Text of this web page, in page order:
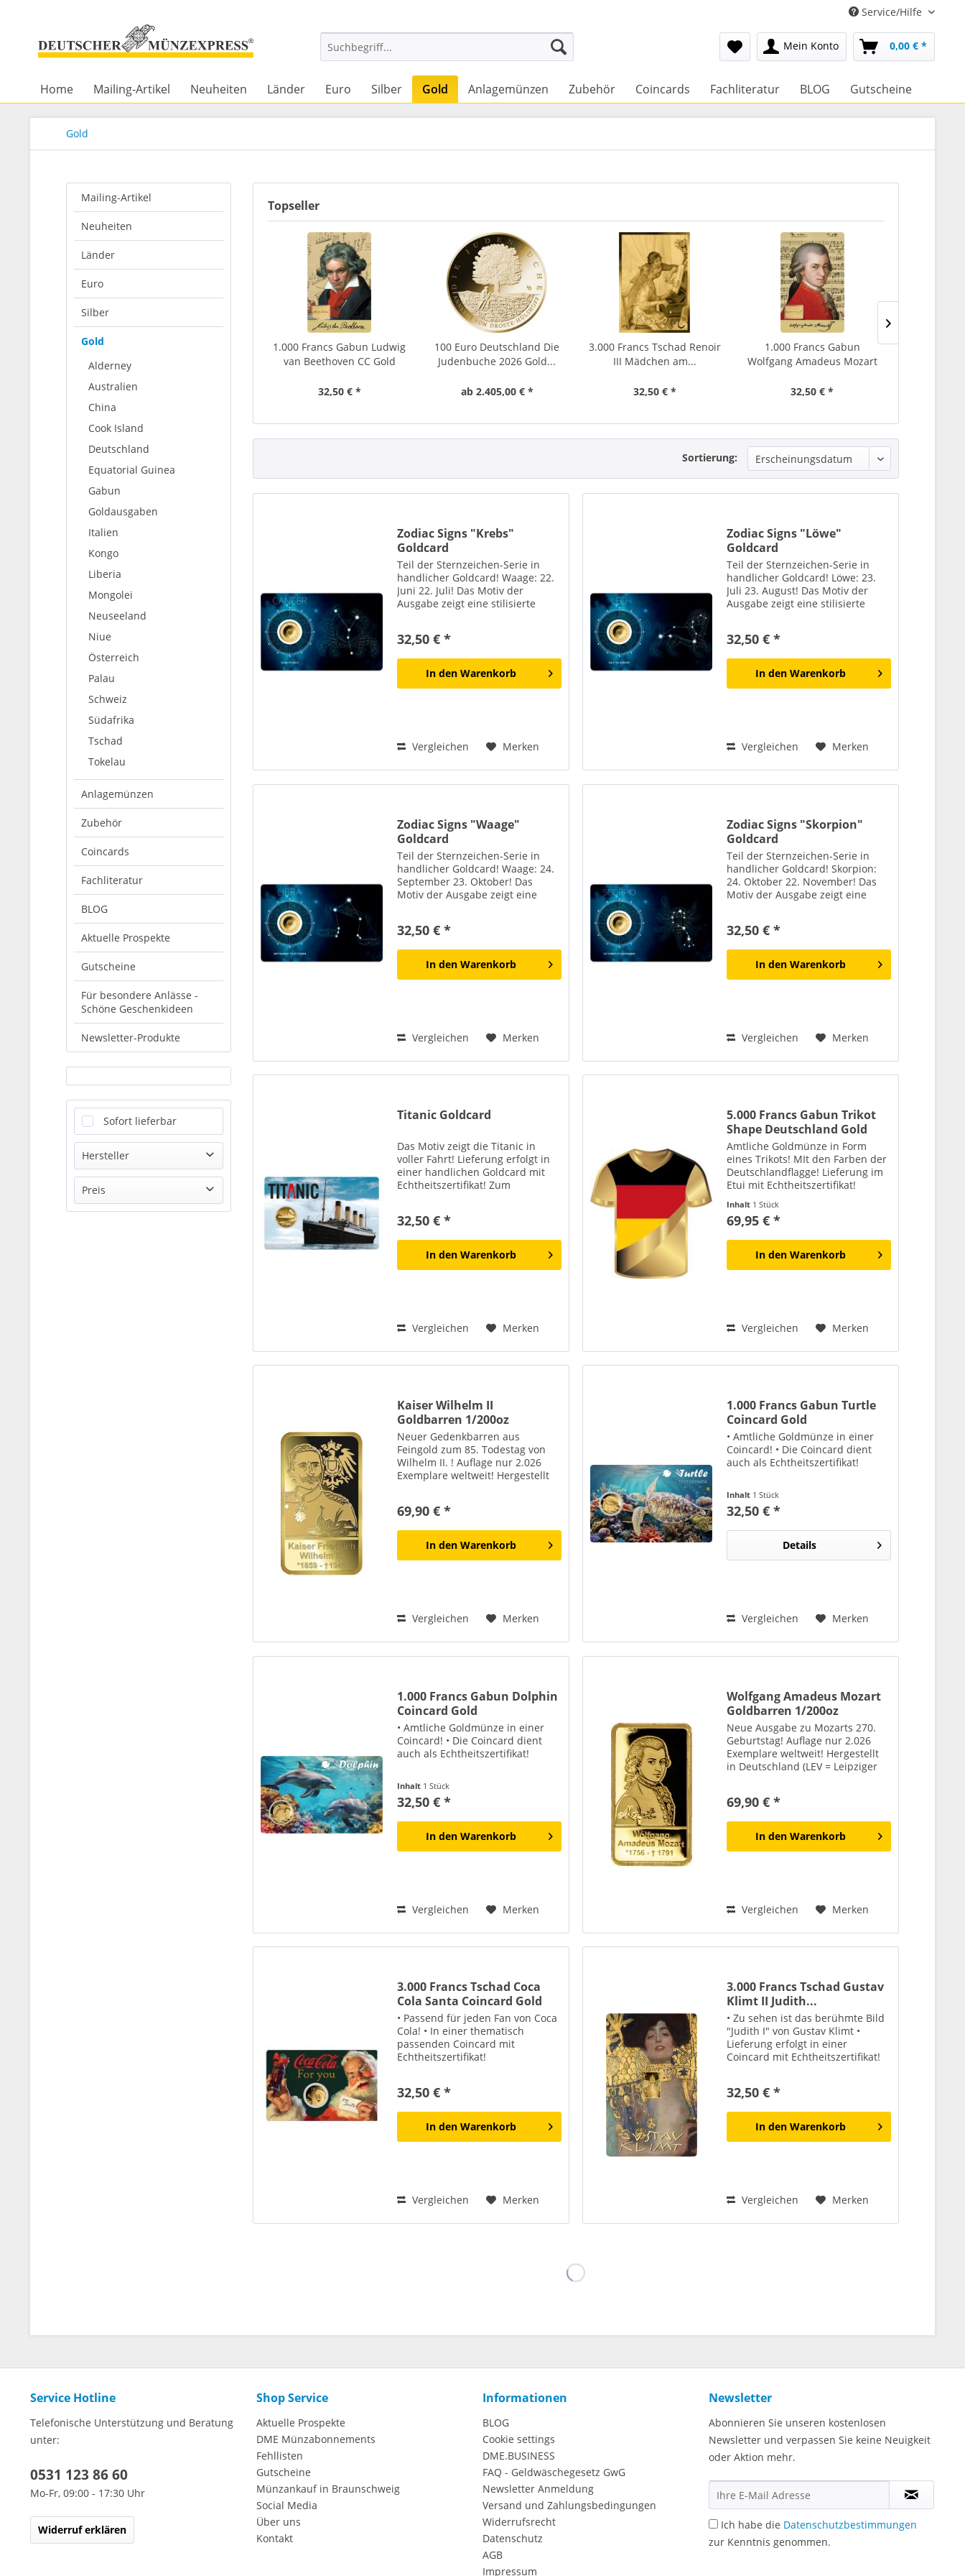
Service/Hilfe
Mein Konto 0,00 € *
Home Mailing-Artikel Neuheiten Länder Euro Silber Gold Anlagemünzen Zubehör Coincards Fachliteratur BLOG Gutscheine
Gold
Mailing-Artikel
Neuheiten
Länder
Euro
Silber
Gold
Alderney
Australien
China
Cook Island
Deutschland
Equatorial Guinea
Gabun
Goldausgaben
Italien
Kongo
Liberia
Mongolei
Neuseeland
Niue
Österreich
Palau
Schweiz
Südafrika
Tschad
Tokelau
Anlagemünzen
Zubehör
Coincards
Fachliteratur
BLOG
Aktuelle Prospekte
Gutscheine
Für besondere Anlässe -
Schöne Geschenkideen
Newsletter-Produkte
Sofort lieferbar
Hersteller
CIT
Münze Deutschland
Preis
Topseller
1.000 Francs Gabun Ludwig
van Beethoven CC Gold
32,50 € *
100 Euro Deutschland Die
Judenbuche 2026 Gold...
ab 2.405,00 € *
3.000 Francs Tschad Renoir
III Mädchen am...
32,50 € *
1.000 Francs Gabun
Wolfgang Amadeus Mozart
32,50 € *
Sortierung:
Zodiac Signs "Krebs"
Goldcard
Teil der Sternzeichen-Serie in
handlicher Goldcard! Waage: 22.
Juni 22. Juli! Das Motiv der
Ausgabe zeigt eine stilisierte
Rund um die Sonne sind die
zwölf Tierkreiszeichen mit ihren...
32,50 € *
In den Warenkorb
Vergleichen Merken
Zodiac Signs "Löwe"
Goldcard
Teil der Sternzeichen-Serie in
handlicher Goldcard! Löwe: 23.
Juli 23. August! Das Motiv der
Ausgabe zeigt eine stilisierte
Rund um die Sonne sind die
zwölf Tierkreiszeichen mit ihren...
32,50 € *
In den Warenkorb
Vergleichen Merken
Zodiac Signs "Waage"
Goldcard
Teil der Sternzeichen-Serie in
handlicher Goldcard! Waage: 24.
September 23. Oktober! Das
Motiv der Ausgabe zeigt eine
Rund um die Sonne sind die
32,50 € *
In den Warenkorb
Vergleichen Merken
Zodiac Signs "Skorpion"
Goldcard
Teil der Sternzeichen-Serie in
handlicher Goldcard! Skorpion:
24. Oktober 22. November! Das
Motiv der Ausgabe zeigt eine
Rund um die Sonne sind die
32,50 € *
In den Warenkorb
Vergleichen Merken
Titanic Goldcard
Das Motiv zeigt die Titanic in
voller Fahrt! Lieferung erfolgt in
einer handlichen Goldcard mit
Echtheitszertifikat! Zum
Sammlerausgabe
herausgegeben, die die Tragödie
des 15....
32,50 € *
In den Warenkorb
Vergleichen Merken
5.000 Francs Gabun Trikot
Shape Deutschland Gold
Amtliche Goldmünze in Form
eines Trikots! MIt den Farben der
Deutschlandflagge! Lieferung im
Etui mit Echtheitszertifikat!
Inhalt 1 Stück
69,95 € *
In den Warenkorb
Vergleichen Merken
Kaiser Wilhelm II
Goldbarren 1/200oz
Neuer Gedenkbarren aus
Feingold zum 85. Todestag von
Wilhelm II. ! Auflage nur 2.026
Exemplare weltweit! Hergestellt
II. wurde am 27. Januar 1859 als
Enkel von Kaiser...
69,90 € *
In den Warenkorb
Vergleichen Merken
1.000 Francs Gabun Turtle
Coincard Gold
• Amtliche Goldmünze in einer
Coincard! • Die Coincard dient
auch als Echtheitszertifikat!
Inhalt 1 Stück
32,50 € *
Details
Vergleichen Merken
1.000 Francs Gabun Dolphin
Coincard Gold
• Amtliche Goldmünze in einer
Coincard! • Die Coincard dient
auch als Echtheitszertifikat!
Inhalt 1 Stück
32,50 € *
In den Warenkorb
Vergleichen Merken
Wolfgang Amadeus Mozart
Goldbarren 1/200oz
Neue Ausgabe zu Mozarts 270.
Geburtstag! Auflage nur 2.026
Exemplare weltweit! Hergestellt
in Deutschland (LEV = Leipziger
1791) zählt zu den
69,90 € *
In den Warenkorb
Vergleichen Merken
3.000 Francs Tschad Coca
Cola Santa Coincard Gold
• Passend für jeden Fan von Coca
Cola! • In einer thematisch
passenden Coincard mit
Echtheitszertifikat!
32,50 € *
In den Warenkorb
Vergleichen Merken
3.000 Francs Tschad Gustav
Klimt II Judith...
• Zu sehen ist das berühmte Bild
"Judith I" von Gustav Klimt •
Lieferung erfolgt in einer
Coincard mit Echtheitszertifikat!
herausragendes Beispiel seiner
Goldenen Phase und ein...
32,50 € *
In den Warenkorb
Vergleichen Merken
Service Hotline
Telefonische Unterstützung und Beratung
unter:
0531 123 86 60
Mo-Fr, 09:00 - 17:30 Uhr
Widerruf erklären
Shop Service
Aktuelle Prospekte
DME Münzabonnements
Fehllisten
Gutscheine
Münzankauf in Braunschweig
Social Media
Über uns
Kontakt
Informationen
BLOG
Cookie settings
DME.BUSINESS
FAQ - Geldwäschegesetz GwG
Newsletter Anmeldung
Versand und Zahlungsbedingungen
Widerrufsrecht
Datenschutz
AGB
Impressum
Newsletter
Abonnieren Sie unseren kostenlosen
Newsletter und verpassen Sie keine Neuigkeit
oder Aktion mehr.
Ich habe die Datenschutzbestimmungen
zur Kenntnis genommen.